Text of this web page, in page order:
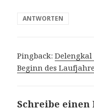
ANTWORTEN
Pingback:Delengkal
Beginn des
Schreibe einen